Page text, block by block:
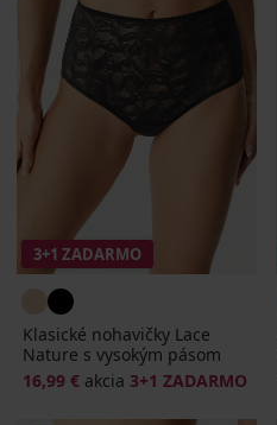
3+1 ZADARMO
Klasické nohavičky Lace
Nature s vysokým pásom
16,99 € akcia 3+1 ZADARMO